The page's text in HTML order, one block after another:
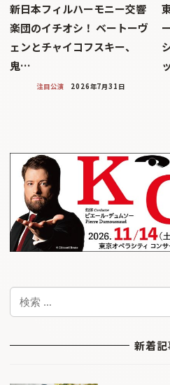
新日本フィルハーモニー交響
楽団のイチオシ！ ベートーヴ
ェンとチャイコフスキー、
鬼…
注目公演 2026年7月31日
検
新着記